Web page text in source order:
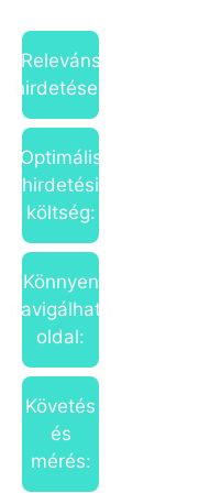
Releváns
hirdetések
Optimális
hirdetési
költség:
Könnyen
navigálható
oldal:
Követés
és
mérés: